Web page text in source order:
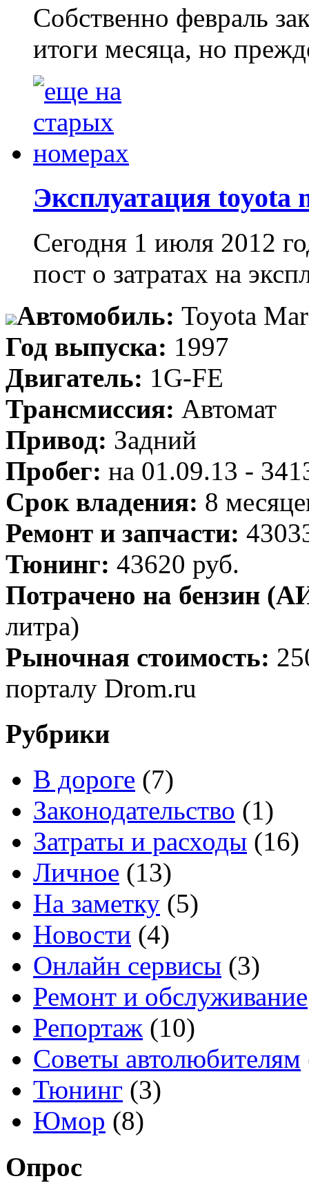
Собственно февраль
итоги месяца, но
Эксплуатация toyota
Сегодня 1 июля 2012
пост о затратах на
Автомобиль: Toyota
Год выпуска: 1997
Двигатель: 1G-FE
Трансмиссия: Автомат
Привод: Задний
Пробег: на 01.09.13 -
Срок владения: 8
Ремонт и запчасти:
Тюнинг: 43620 руб.
Потрачено на бензин
литра)
Рыночная стоимость:
порталу Drom.ru
Рубрики
В дороге (7)
Законодательство (1)
Затраты и расходы (16)
Личное (13)
На заметку (5)
Новости (4)
Онлайн сервисы (3)
Ремонт и обслуживание
Репортаж (10)
Советы автолюбителям
Тюнинг (3)
Юмор (8)
Опрос